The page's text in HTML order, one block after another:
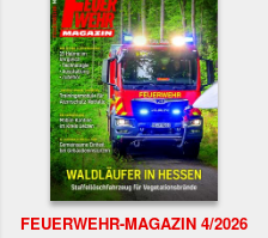
FEUERWEHR-MAGAZIN 4/2026